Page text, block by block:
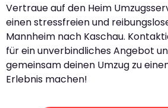
Vertraue auf den Heim
einen stressfreien und
Mannheim nach Kaschau.
für ein unverbindliches Angebot
gemeinsam deinen Umzug zu
Erlebnis machen!